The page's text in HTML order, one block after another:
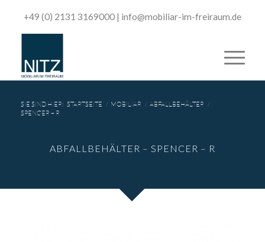
+49 (0) 2131 3169000| ­info@mobiliar-im-freiraum.de
SIE SIND HIER: STARTSEITE / MOBILIAR / ABFALLBEHÄLTER /
SPENCER – R
ABFALLBEHÄLTER – SPENCER – R